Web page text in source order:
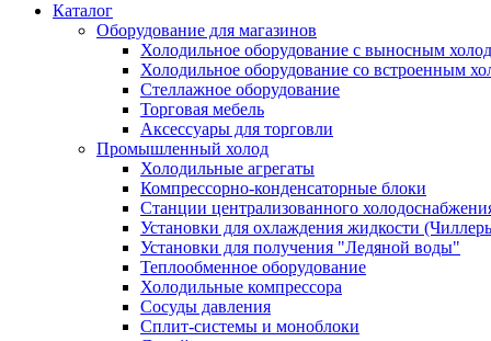
Каталог
Оборудование для магазинов
Холодильное оборудование с выносным
Холодильное оборудование со встроенным
Стеллажное оборудование
Торговая мебель
Аксессуары для торговли
Промышленный холод
Холодильные агрегаты
Компрессорно-конденсаторные блоки
Станции централизованного
Установки для охлаждения жидкости
Установки для получения "Ледяной воды"
Теплообменное оборудование
Холодильные компрессора
Сосуды давления
Cплит-системы и моноблоки